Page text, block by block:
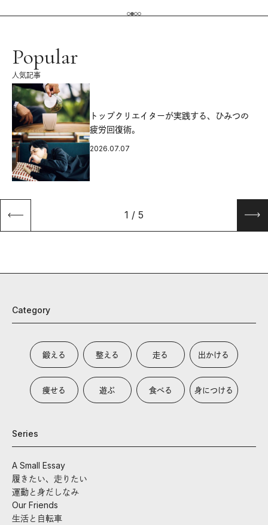
Popular
人気記事
トップクリエイターが実践する、ひみつの
疲労回復術。
2026.07.07
1 / 5
Category
鍛える 整える 走る 出かける
痩せる 遊ぶ 食べる 身につける
Series
A Small Essay
履きたい、走りたい
運動と身だしなみ
Our Friends
生活と自転車